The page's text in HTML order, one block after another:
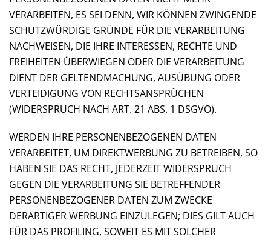
VERARBEITEN, ES SEI DENN, WIR KÖNNEN ZWINGENDE
SCHUTZWÜRDIGE GRÜNDE FÜR DIE VERARBEITUNG
NACHWEISEN, DIE IHRE INTERESSEN, RECHTE UND
FREIHEITEN ÜBERWIEGEN ODER DIE VERARBEITUNG
DIENT DER GELTENDMACHUNG, AUSÜBUNG ODER
VERTEIDIGUNG VON RECHTSANSPRÜCHEN
(WIDERSPRUCH NACH ART. 21 ABS. 1 DSGVO).
WERDEN IHRE PERSONENBEZOGENEN DATEN
VERARBEITET, UM DIREKTWERBUNG ZU BETREIBEN, SO
HABEN SIE DAS RECHT, JEDERZEIT WIDERSPRUCH
GEGEN DIE VERARBEITUNG SIE BETREFFENDER
PERSONENBEZOGENER DATEN ZUM ZWECKE
DERARTIGER WERBUNG EINZULEGEN; DIES GILT AUCH
FÜR DAS PROFILING, SOWEIT ES MIT SOLCHER